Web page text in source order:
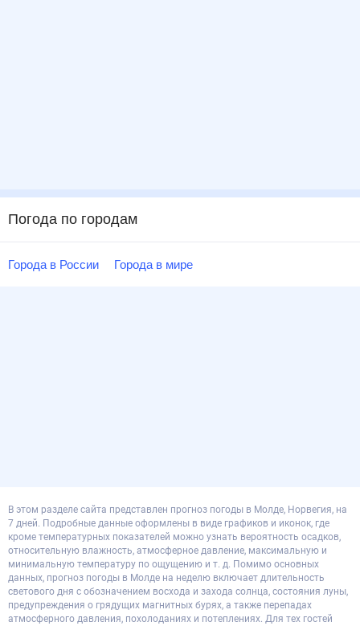
Погода по городам
Города в России Города в мире
В этом разделе сайта представлен прогноз погоды в Молде, Норвегия, на
7 дней. Подробные данные оформлены в виде графиков и иконок, где
кроме температурных показателей можно узнать вероятность осадков,
относительную влажность, атмосферное давление, максимальную и
минимальную температуру по ощущению и т. д. Помимо основных
данных, прогноз погоды в Молде на неделю включает длительность
светового дня с обозначением восхода и захода солнца, состояния луны,
предупреждения о грядущих магнитных бурях, а также перепадах
атмосферного давления, похолоданиях и потеплениях. Для тех гостей